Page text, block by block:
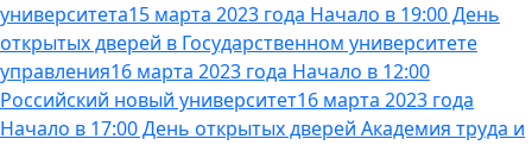
университета15 марта 2023 года Начало в 19:00 День
открытых дверей в Государственном университете
управления16 марта 2023 года Начало в 12:00
Российский новый университет16 марта 2023 года
Начало в 17:00 День открытых дверей Академия труда и